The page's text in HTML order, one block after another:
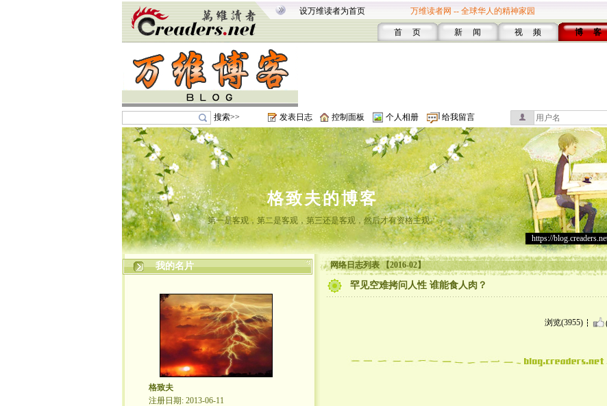
设万维读者为首页 万维读者网 -- 全球华人的精神家园
首 页 新 闻 视 频 博 客
搜索>> 发表日志 控制面板 个人相册 给我留言
格致夫的博客
第一是客观，第二是客观，第三还是客观，然后才有资格主观。
https://
我的名片
格致夫
注册日期: 2013-06-11
网络日志列表 【2016-02】
罕见空难拷问人性 谁能食人肉？
浏览(3955)